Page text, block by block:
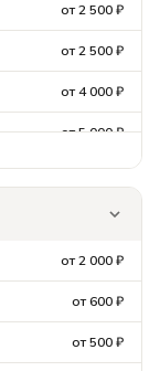
от 2 500 ₽
от 2 500 ₽
от 4 000 ₽
от 5 000 ₽
от 1 500 ₽
от 2 000 ₽
от 600 ₽
от 500 ₽